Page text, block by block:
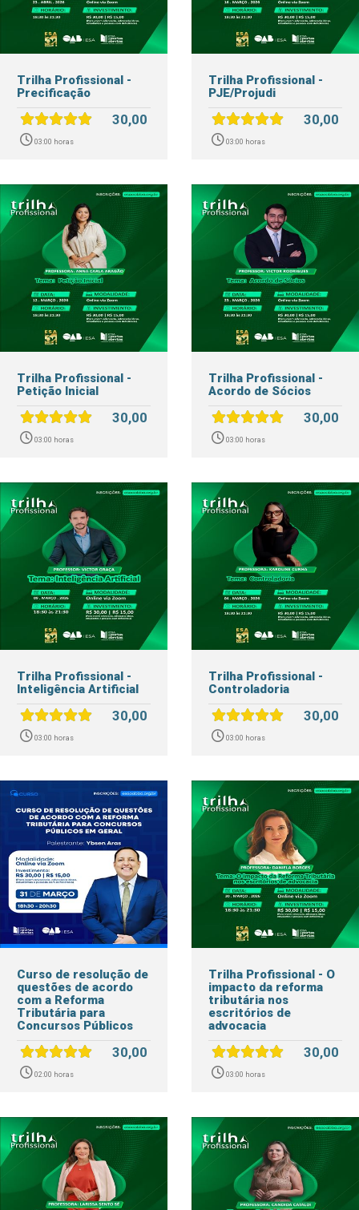
Trilha Profissional -
Precificação
03:00 horas
30,00
Trilha Profissional -
PJE/Projudi
03:00 horas
30,00
Trilha Profissional -
Petição Inicial
03:00 horas
30,00
Trilha Profissional -
Acordo de Sócios
03:00 horas
30,00
Trilha Profissional -
Inteligência Artificial
03:00 horas
30,00
Trilha Profissional -
Controladoria
03:00 horas
30,00
Curso de resolução de
questões de acordo
com a Reforma
Tributária para
Concursos Públicos
02:00 horas
30,00
Trilha Profissional - O
impacto da reforma
tributária nos
escritórios de
advocacia
03:00 horas
30,00